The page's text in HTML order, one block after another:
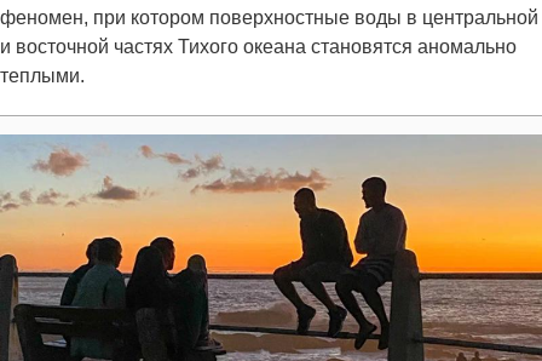
феномен, при котором поверхностные воды в центральной
и восточной частях Тихого океана становятся аномально
теплыми.